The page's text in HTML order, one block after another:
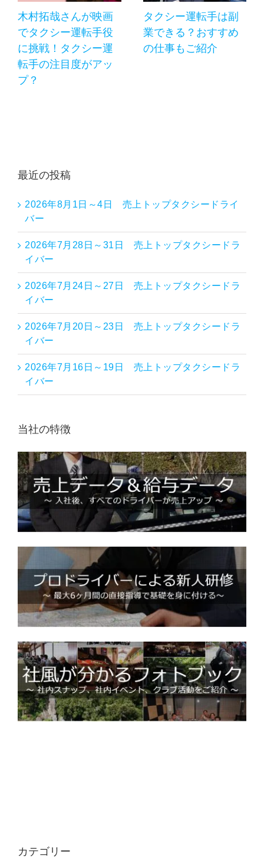
木村拓哉さんが映画
でタクシー運転手役
に挑戦！タクシー運
転手の注目度がアッ
プ？
タクシー運転手は副
業できる？おすすめ
の仕事もご紹介
最近の投稿
2026年8月1日～4日 売上トップタクシードライ
バー
2026年7月28日～31日 売上トップタクシードラ
イバー
2026年7月24日～27日 売上トップタクシードラ
イバー
2026年7月20日～23日 売上トップタクシードラ
イバー
2026年7月16日～19日 売上トップタクシードラ
イバー
当社の特徴
カテゴリー